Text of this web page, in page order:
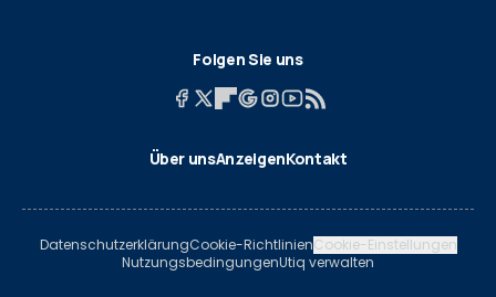
Folgen Sie uns
Über unsAnzeigenKontakt
DatenschutzerklärungCookie-RichtlinienCookie-Einstellungen
NutzungsbedingungenUtiq verwalten